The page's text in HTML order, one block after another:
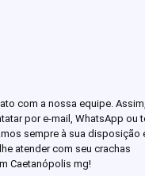
com a nossa equipe.
por e-mail, WhatsApp ou
sempre à sua disposição
atender com seu crachas
Caetanópolis mg!